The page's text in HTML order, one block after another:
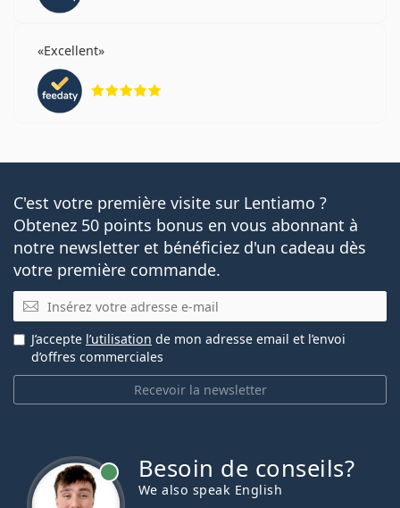
Excellent
C'est votre première visite sur Lentiamo ?
Obtenez 50 points bonus en vous abonnant à
notre newsletter et bénéficiez d'un cadeau dès
votre première commande.
E-mail
Recevoir la newsletter
J’accepte l’utilisation de mon adresse email et l’envoi
d’offres commerciales
Besoin de conseils?
We also speak English